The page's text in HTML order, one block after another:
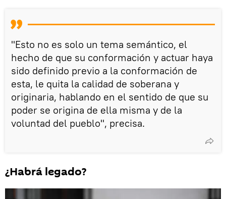
"Esto no es solo un tema semántico, el
hecho de que su conformación y actuar haya
sido definido previo a la conformación de
esta, le quita la calidad de soberana y
originaria, hablando en el sentido de que su
poder se origina de ella misma y de la
voluntad del pueblo", precisa.
¿Habrá legado?